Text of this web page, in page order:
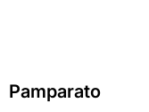
Pamparato